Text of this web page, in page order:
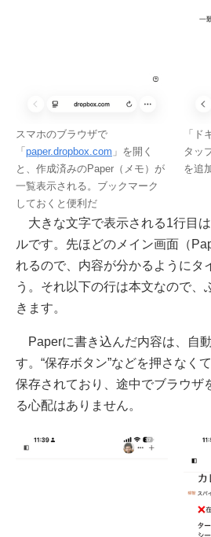
スマホのブラウザで
「 paper.dropbox.com 」を開く
と、作成済みのPaper（メモ）が
一覧表示される。ブックマーク
しておくと便利だ
「ド
タッ
を追
大きな文字で表示される1行目
ルです。先ほどのメイン画面（
れるので、内容が分かるようにタ
う。それ以下の行は本文なので、
きます。
Paperに書き込んだ内容は、自
す。“保存ボタン”などを押さなく
保存されており、途中でブラウザ
る心配はありません。